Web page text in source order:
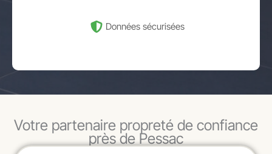
Données sécurisées
Votre partenaire propreté de confiance
près de Pessac